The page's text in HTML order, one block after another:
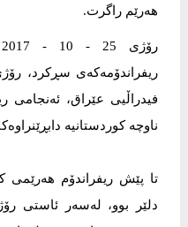
هەرێم راگرت.
فیدراڵیی عێراق، ئەنجامی
ناوچە کوردستانیە
تا پێش ریفراندۆم هەرێمى
دلێر بوو، لەسەر ئاستى